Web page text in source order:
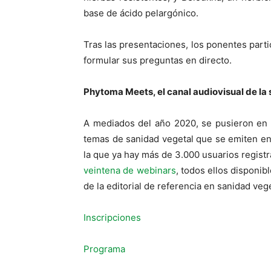
base de ácido pelargónico.
Tras las presentaciones, los ponentes
formular sus preguntas en directo.
Phytoma Meets, el canal audiovisual de
A mediados del año 2020, se pusieron
temas de sanidad vegetal que se emiten
la que ya hay más de 3.000 usuarios
veintena de webinars, todos ellos
de la editorial de referencia en sanidad
Inscripciones
Programa